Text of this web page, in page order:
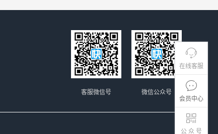
在线客服
会员中心
公 众 号
微信公众号
客服微信号